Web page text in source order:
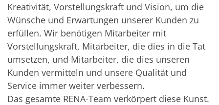
Kreativität, Vorstellungskraft und Vision, um die
Wünsche und Erwartungen unserer Kunden zu
erfüllen. Wir benötigen Mitarbeiter mit
Vorstellungskraft, Mitarbeiter, die dies in die Tat
umsetzen, und Mitarbeiter, die dies unseren
Kunden vermitteln und unsere Qualität und
Service immer weiter verbessern.
Das gesamte RENA-Team verkörpert diese Kunst.